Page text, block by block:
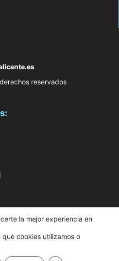
reservados
la mejor experiencia en
cookies utilizamos o